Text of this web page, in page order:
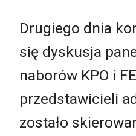
Drugiego dnia
się dyskusja
naborów KPO i
przedstawicieli
zostało